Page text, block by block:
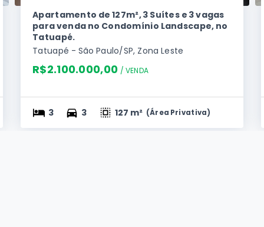
Apartamento de 127m², 3 Suítes e 3 vagas
para venda no Condomínio Landscape, no
Tatuapé.
Tatuapé - São Paulo/SP, Zona Leste
R$2.100.000,00 / VENDA
3 3 127 m² (Área Privativa)